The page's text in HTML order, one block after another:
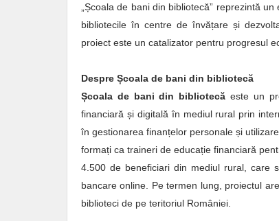
„Școala de bani din bibliotecă” reprezintă
bibliotecile în centre de învățare și
proiect este un catalizator pentru progresul
Despre Școala de bani din bibliotecă
Școala de bani din bibliotecă este un
financiară și digitală în mediul rural prin
în gestionarea finanțelor personale și
formați ca traineri de educație financiară
4.500 de beneficiari din mediul rural, care
bancare online. Pe termen lung, proiectul
biblioteci de pe teritoriul României.